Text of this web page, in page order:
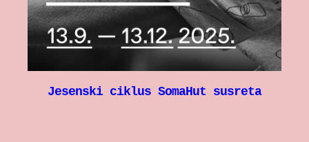
Jesenski ciklus SomaHut susreta